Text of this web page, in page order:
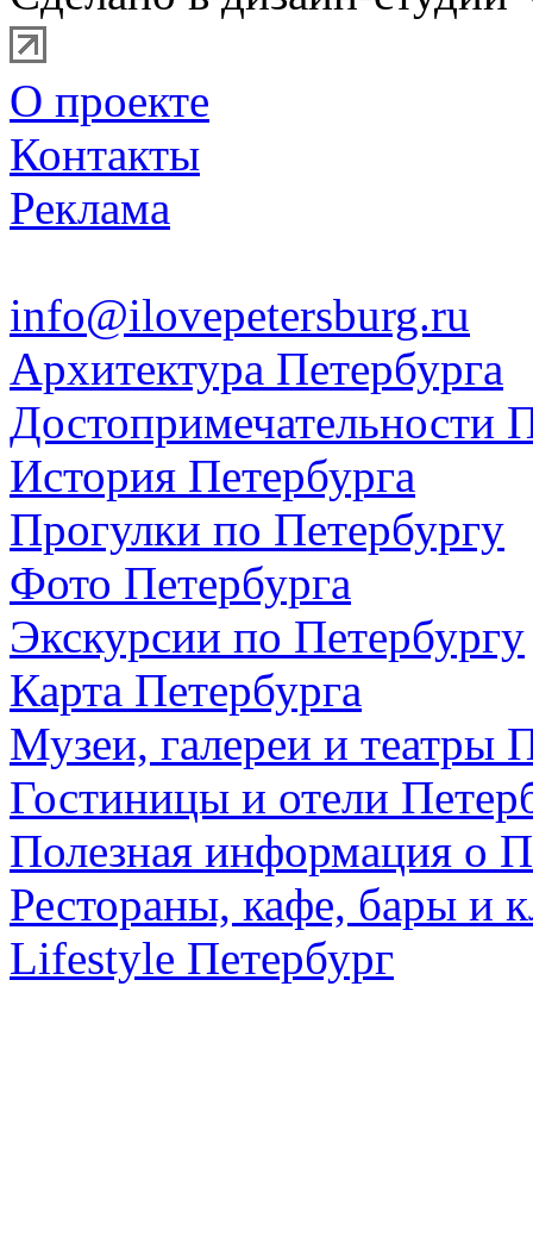
О проекте
Контакты
Реклама
info@ilovepetersburg.ru
Архитектура Петербурга
Достопримечательности
История Петербурга
Прогулки по Петербургу
Фото Петербурга
Экскурсии по Петербургу
Карта Петербурга
Музеи, галереи и театры
Гостиницы и отели
Полезная информация о
Рестораны, кафе, бары и
Lifestyle Петербург